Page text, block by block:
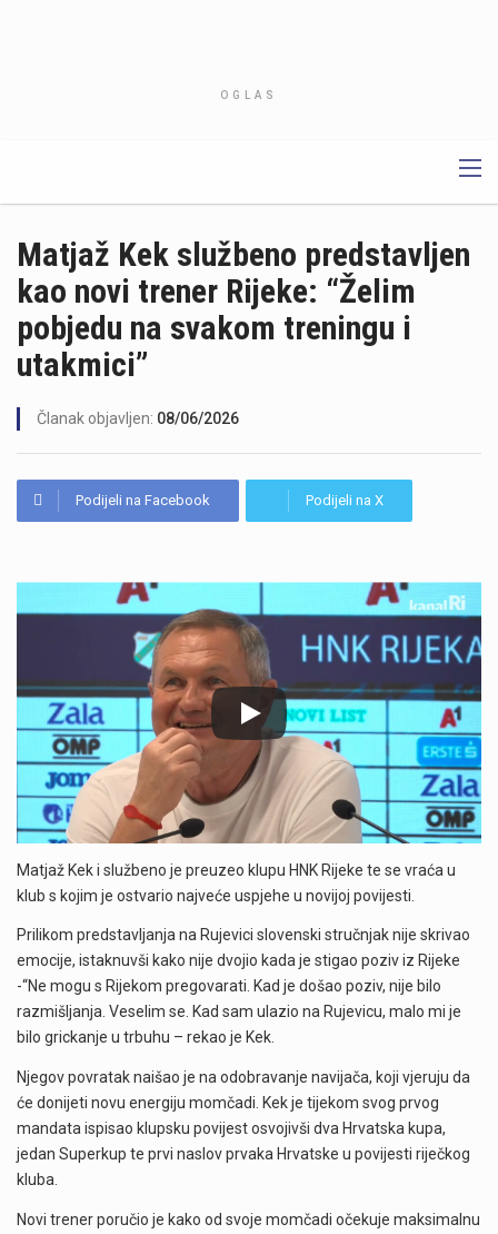
OGLAS
Matjaž Kek službeno predstavljen
kao novi trener Rijeke: “Želim
pobjedu na svakom treningu i
utakmici”
Članak objavljen: 08/06/2026
Podijeli na Facebook Podijeli na X
Matjaž Kek i službeno je preuzeo klupu HNK Rijeke te se vraća u
klub s kojim je ostvario najveće uspjehe u novijoj povijesti.
Prilikom predstavljanja na Rujevici slovenski stručnjak nije skrivao
emocije, istaknuvši kako nije dvojio kada je stigao poziv iz Rijeke
-“Ne mogu s Rijekom pregovarati. Kad je došao poziv, nije bilo
razmišljanja. Veselim se. Kad sam ulazio na Rujevicu, malo mi je
bilo grickanje u trbuhu – rekao je Kek.
Njegov povratak naišao je na odobravanje navijača, koji vjeruju da
će donijeti novu energiju momčadi. Kek je tijekom svog prvog
mandata ispisao klupsku povijest osvojivši dva Hrvatska kupa,
jedan Superkup te prvi naslov prvaka Hrvatske u povijesti riječkog
kluba.
Novi trener poručio je kako od svoje momčadi očekuje maksimalnu